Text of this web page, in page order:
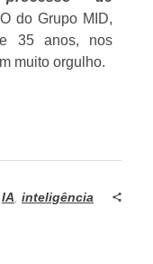
do Grupo MID,
35 anos, nos
muito orgulho.
IA, inteligência